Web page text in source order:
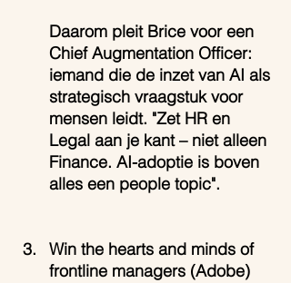
Daarom pleit Brice voor een
Chief Augmentation Officer:
iemand die de inzet van AI als
strategisch vraagstuk voor
mensen leidt. "Zet HR en
Legal aan je kant – niet alleen
Finance. AI-adoptie is boven
alles een people topic".
Win the hearts and minds of
frontline managers (Adobe)